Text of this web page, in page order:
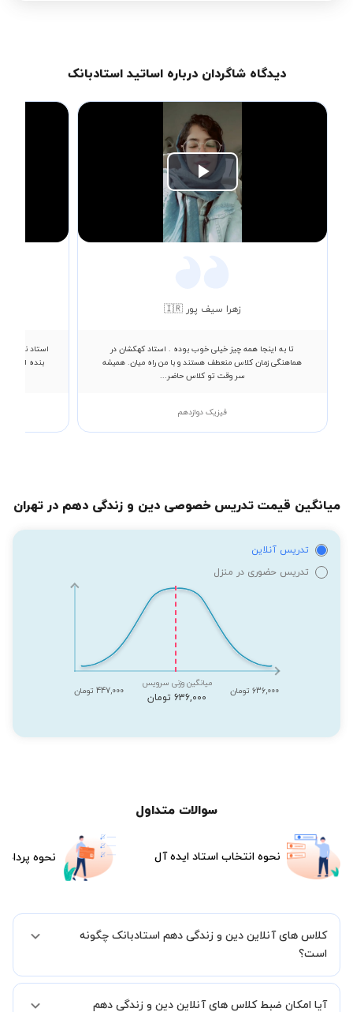
دیدگاه شاگردان درباره اساتید استادبانک
Play
Video
زهرا سیف پور 🇮🇷
تا به اینجا همه چیز خیلی خوب بوده . استاد کهکشان در
هماهنگی زمان کلاس منعطف هستند و با من راه میان. همیشه
سر وقت تو کلاس حاضر...
فیزیک دوازدهم
استاد نجفی
بنده از
میانگین قیمت تدریس خصوصی دین و زندگی دهم در تهران
تدریس آنلاین
تدریس حضوری در منزل
636,000 تومان
میانگین وزنی سرویس
636,000 تومان
447,000 تومان
سوالات متداول
نحوه انتخاب استاد ایده آل نحوه
کلاس های آنلاین دین و زندگی دهم استادبانک چگونه
است؟
شما میدهیم که استاد شما پیش از جلسه تمامی موارد لازم برای برگزاری
آیا امکان ضبط کلاس های آنلاین دین و زندگی دهم